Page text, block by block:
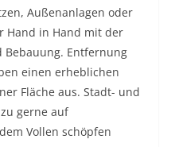
Außenanlagen oder
Hand in Hand mit der
Entfernung
einen erheblichen
Fläche aus. Stadt- und
gerne auf
Vollen schöpfen